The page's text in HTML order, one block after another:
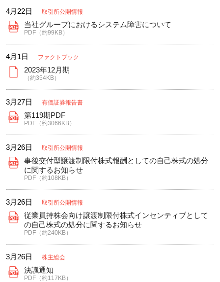
4月22日 取引所公開情報
当社グループにおけるシステム障害について
PDF（約99KB）
4月1日 ファクトブック
2023年12月期
（約354KB）
3月27日 有価証券報告書
第119期PDF
PDF（約3066KB）
3月26日 取引所公開情報
事後交付型譲渡制限付株式報酬としての自己株式の処分
に関するお知らせ
PDF（約108KB）
3月26日 取引所公開情報
従業員持株会向け譲渡制限付株式インセンティブとして
の自己株式の処分に関するお知らせ
PDF（約240KB）
3月26日 株主総会
決議通知
PDF（約117KB）